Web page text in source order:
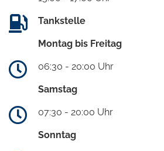
Tankstelle
Montag bis Freitag
06:30 - 20:00 Uhr
Samstag
07:30 - 20:00 Uhr
Sonntag